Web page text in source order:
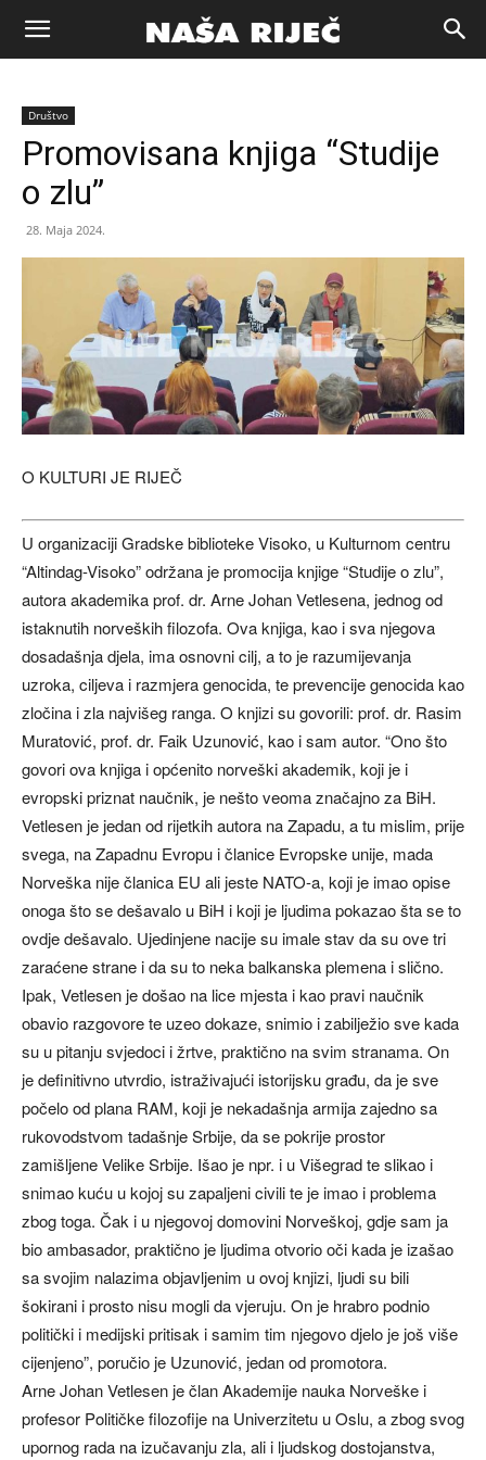
Naša
riječ
Društvo
Promovisana knjiga “Studije
o zlu”
28. Maja 2024.
O KULTURI JE RIJEČ
U organizaciji Gradske biblioteke Visoko, u Kulturnom centru
“Altindag-Visoko” održana je promocija knjige “Studije o zlu”,
autora akademika prof. dr. Arne Johan Vetlesena, jednog od
istaknutih norveških filozofa. Ova knjiga, kao i sva njegova
dosadašnja djela, ima osnovni cilj, a to je razumijevanja
uzroka, ciljeva i razmjera genocida, te prevencije genocida kao
zločina i zla najvišeg ranga. O knjizi su govorili: prof. dr. Rasim
Muratović, prof. dr. Faik Uzunović, kao i sam autor. “Ono što
govori ova knjiga i općenito norveški akademik, koji je i
evropski priznat naučnik, je nešto veoma značajno za BiH.
Vetlesen je jedan od rijetkih autora na Zapadu, a tu mislim, prije
svega, na Zapadnu Evropu i članice Evropske unije, mada
Norveška nije članica EU ali jeste NATO-a, koji je imao opise
onoga što se dešavalo u BiH i koji je ljudima pokazao šta se to
ovdje dešavalo. Ujedinjene nacije su imale stav da su ove tri
zaraćene strane i da su to neka balkanska plemena i slično.
Ipak, Vetlesen je došao na lice mjesta i kao pravi naučnik
obavio razgovore te uzeo dokaze, snimio i zabilježio sve kada
su u pitanju svjedoci i žrtve, praktično na svim stranama. On
je definitivno utvrdio, istraživajući istorijsku građu, da je sve
počelo od plana RAM, koji je nekadašnja armija zajedno sa
rukovodstvom tadašnje Srbije, da se pokrije prostor
zamišljene Velike Srbije. Išao je npr. i u Višegrad te slikao i
snimao kuću u kojoj su zapaljeni civili te je imao i problema
zbog toga. Čak i u njegovoj domovini Norveškoj, gdje sam ja
bio ambasador, praktično je ljudima otvorio oči kada je izašao
sa svojim nalazima objavljenim u ovoj knjizi, ljudi su bili
šokirani i prosto nisu mogli da vjeruju. On je hrabro podnio
politički i medijski pritisak i samim tim njegovo djelo je još više
cijenjeno”, poručio je Uzunović, jedan od promotora.
Arne Johan Vetlesen je član Akademije nauka Norveške i
profesor Političke filozofije na Univerzitetu u Oslu, a zbog svog
upornog rada na izučavanju zla, ali i ljudskog dostojanstva,